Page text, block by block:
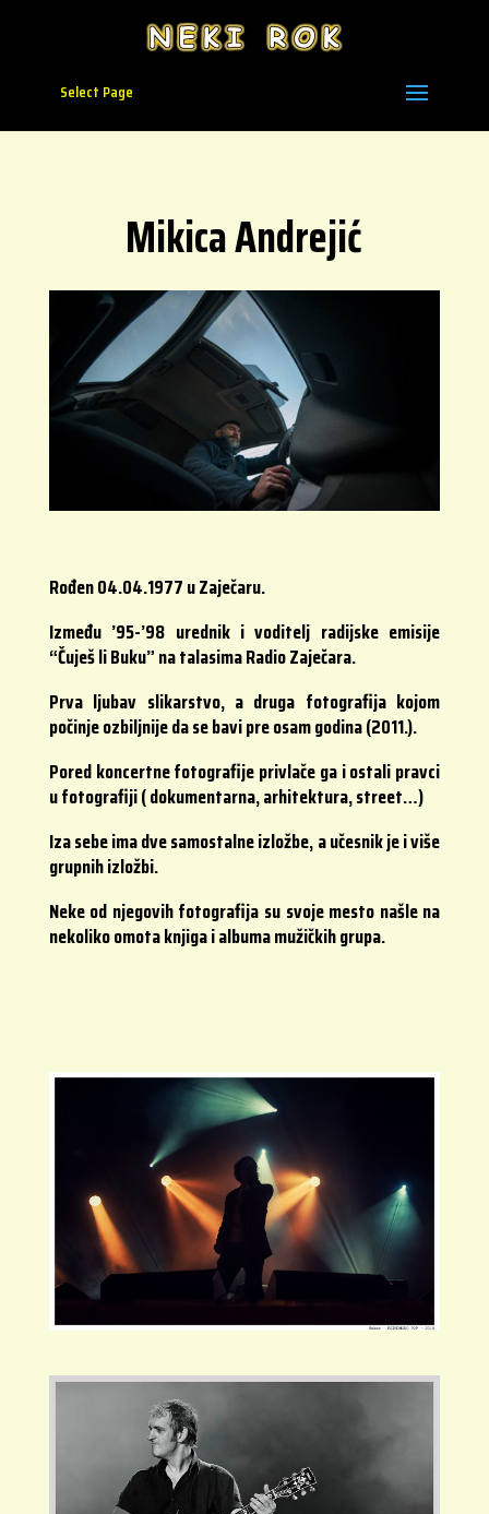
Select Page
Mikica Andrejić
Rođen 04.04.1977 u Zaječaru.
Između ’95-’98 urednik i voditelj radijske emisije
“Čuješ li Buku” na talasima Radio Zaječara.
Prva ljubav slikarstvo, a druga fotografija kojom
počinje ozbiljnije da se bavi pre osam godina (2011.).
Pored koncertne fotografije privlače ga i ostali pravci
u fotografiji ( dokumentarna, arhitektura, street…)
Iza sebe ima dve samostalne izložbe, a učesnik je i više
grupnih izložbi.
Neke od njegovih fotografija su svoje mesto našle na
nekoliko omota knjiga i albuma mužičkih grupa.